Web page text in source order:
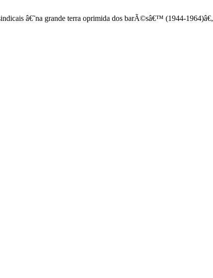
â€˜na grande terra oprimida dos barÃ©sâ€™ (1944-1964)â€,